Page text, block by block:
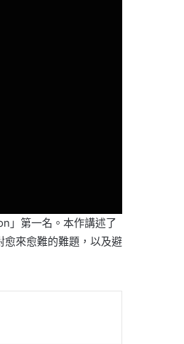
」第一名。本作講述了
愈來愈難的難題，以及避